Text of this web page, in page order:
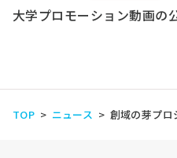
大学プロモーション動画の
TOP ニュース 創域の芽プロ